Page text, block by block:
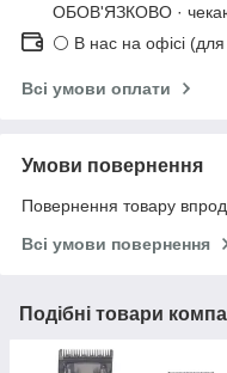
ОБОВ'ЯЗКОВО · чекаю
⚪ В нас на офісі
Всі умови оплати
Умови повернення
Повернення товару
Всі умови повернення
Подібні товари